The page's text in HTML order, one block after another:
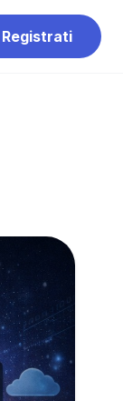
Registrati